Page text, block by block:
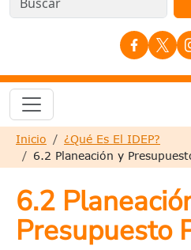
Sobrescribir enlaces
Inicio
¿Qué Es El IDEP?
6.2 Planeación y
6.2
Presupuesto